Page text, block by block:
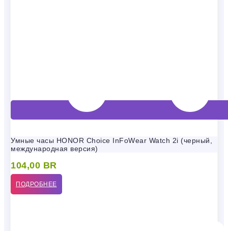
Умные часы HONOR Choice InFoWear Watch 2i (черный,
международная версия)
104,00 BR
ПОДРОБНЕЕ